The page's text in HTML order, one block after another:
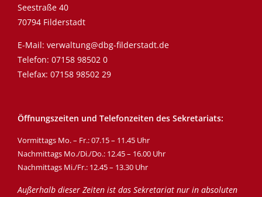
Seestraße 40
70794 Filderstadt
E-Mail: verwaltung@dbg-filderstadt.de
Telefon: 07158 98502 0
Telefax: 07158 98502 29
Öffnungszeiten und Telefonzeiten des Sekretariats:
Vormittags Mo. – Fr.: 07.15 – 11.45 Uhr
Nachmittags Mo./Di./Do.: 12.45 – 16.00 Uhr
Nachmittags Mi./Fr.: 12.45 – 13.30 Uhr
Außerhalb dieser Zeiten ist das Sekretariat nur in absoluten